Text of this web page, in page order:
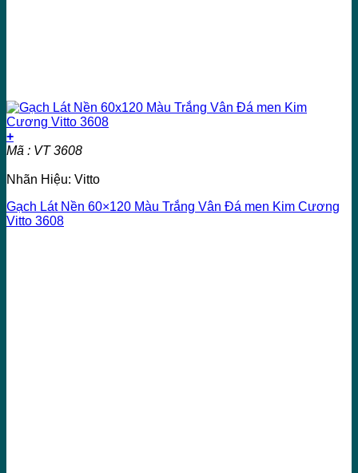
+
Mã : VT 3608
Nhãn Hiệu: Vitto
Gạch Lát Nền 60×120 Màu Trắng Vân Đá men Kim Cương
Vitto 3608